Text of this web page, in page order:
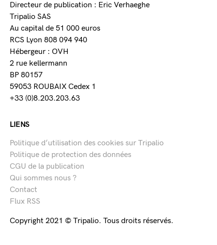
Directeur de publication : Eric Verhaeghe
Tripalio SAS
Au capital de 51 000 euros
RCS Lyon 808 094 940
Hébergeur : OVH
2 rue kellermann
BP 80157
59053 ROUBAIX Cedex 1
+33 (0)8.203.203.63
LIENS
Politique d’utilisation des cookies sur Tripalio
Politique de protection des données
CGU de la publication
Qui sommes nous ?
Contact
Flux RSS
Copyright 2021 © Tripalio. Tous droits réservés.